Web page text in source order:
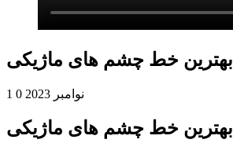
بهترین خط چشم های ماژیکی
1 نوامبر 2023 0
بهترین خط چشم های ماژیکی